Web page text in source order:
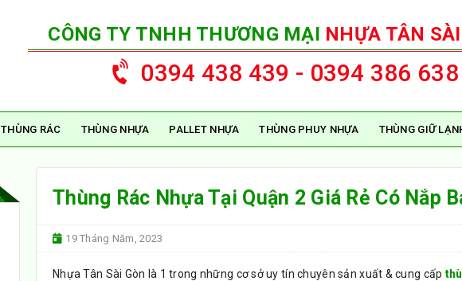
CÔNG TY TNHH THƯƠNG MẠI NHỰA TÂN SÀI
0394 438 439 - 0394 386 638
THÙNG RÁC THÙNG NHỰA PALLET NHỰA THÙNG PHUY NHỰA THÙNG GIỮ
Thùng Rác Nhựa Tại Quận 2 Giá Rẻ Có Nắp
19 Tháng Năm, 2023
Nhựa Tân Sài Gòn là 1 trong những cơ sở uy tín chuyên sản xuất & cung cấp